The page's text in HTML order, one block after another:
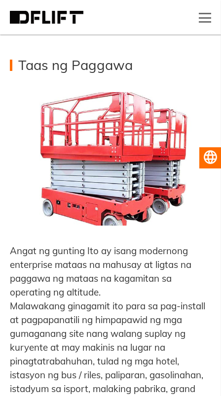
Taas ng Paggawa
Angat ng gunting Ito ay isang modernong
enterprise mataas na mahusay at ligtas na
paggawa ng mataas na kagamitan sa
operating ng altitude.
Malawakang ginagamit ito para sa pag-install
at pagpapanatili ng himpapawid ng mga
gumaganang site nang walang suplay ng
kuryente at may makinis na lugar na
pinagtatrabahuhan, tulad ng mga hotel,
istasyon ng bus / riles, paliparan, gasolinahan,
istadyum sa isport, malaking pabrika, grand
Pilipino